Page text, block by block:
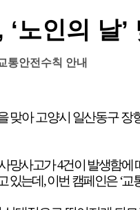
노인의 날
통안전수칙 안내
맞아 고양시 일산동구 장
망사고가4건이 발생함에
있는데 ,이 번 캠페인은‘교